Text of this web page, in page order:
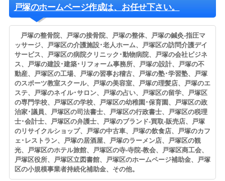
戸塚のホームページ作成は、お任せ下さい。
戸塚の整骨院、戸塚の接骨院、戸塚の整体、戸塚の鍼灸-指圧マ
ッサージ、戸塚区の介護施設･老人ホーム、戸塚区の訪問介護デイ
サービス、戸塚区の病院クリニック･動物病院、戸塚の会社ビジネ
ス、戸塚の建設･建築･リフォーム事務所、戸塚の設計、戸塚の不
動産、戸塚区の工場、戸塚の習事お稽古、戸塚の塾･学習塾、戸塚
のスポーツ教室スクール、戸塚の美容室、戸塚の理髪店、戸塚のエ
ステ、戸塚のネイル･サロン、戸塚の占い、戸塚区の留学、戸塚区
の専門学校、戸塚区の学校、戸塚区の幼稚園･保育園、戸塚区の政
治家･議員、戸塚区の司法書士、戸塚区の行政書士、戸塚区の税理
士･会計士、戸塚区の弁護士、戸塚のブランド-買取-販売店、戸塚
のリサイクルショップ、戸塚の中古車、戸塚の飲食店、戸塚のカフ
ェ･レストラン、戸塚の居酒屋、戸塚のラーメン店、戸塚区の観
光、戸塚区のホテル旅館、戸塚区の寺-寺院-教会、戸塚区商工会、
戸塚区役所、戸塚区立図書館、戸塚区のホームページ補助金、戸塚
区の小規模事業者持続化補助金、その他。